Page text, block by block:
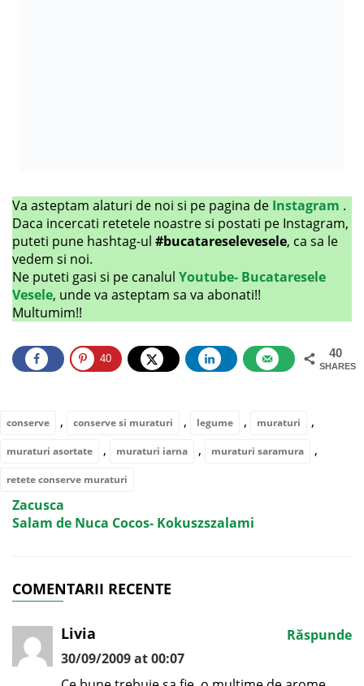
Va asteptam alaturi de noi si pe pagina de Instagram .
Daca incercati retetele noastre si postati pe Instagram,
puteti pune hashtag-ul #bucatareselevesele, ca sa le
vedem si noi.
Ne puteti gasi si pe canalul Youtube- Bucataresele
Vesele, unde va asteptam sa va abonati!!
Multumim!!
40
SHARES
40
conserve , conserve si muraturi , legume , muraturi ,
muraturi asortate , muraturi iarna , muraturi saramura ,
retete conserve muraturi
Zacusca
Salam de Nuca Cocos- Kokuszszalami
COMENTARII RECENTE
Livia
30/09/2009 at 00:07
Răspunde